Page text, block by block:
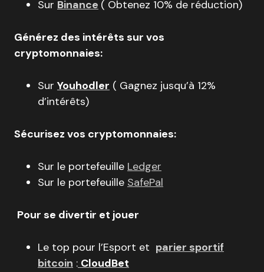
Sur Binance ( Obtenez 10% de réduction)
Générez des intérêts sur vos
cryptomonnaies:
Sur Youhodler ( Gagnez jusqu’à 12%
d’intérêts)
Sécurisez vos cryptomonnaies:
Sur le portefeuille Ledger
Sur le portefeuille SafePal
Pour se divertir et jouer
Le top pour l’Esport et parier sportif
bitcoin : CloudBet